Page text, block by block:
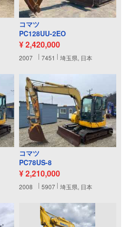
コマツ
PC128UU-2EO
¥ 2,420,000
2007 7451 埼玉県, 日本
コマツ
PC78US-8
¥ 2,210,000
2008 5907 埼玉県, 日本